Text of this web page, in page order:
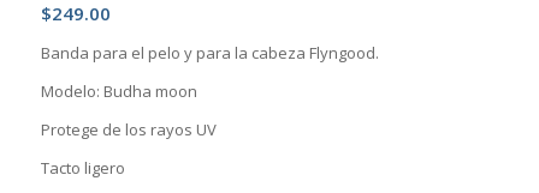
$249.00
Banda para el pelo y para la cabeza Flyngood.
Modelo: Budha moon
Protege de los rayos UV
Tacto ligero